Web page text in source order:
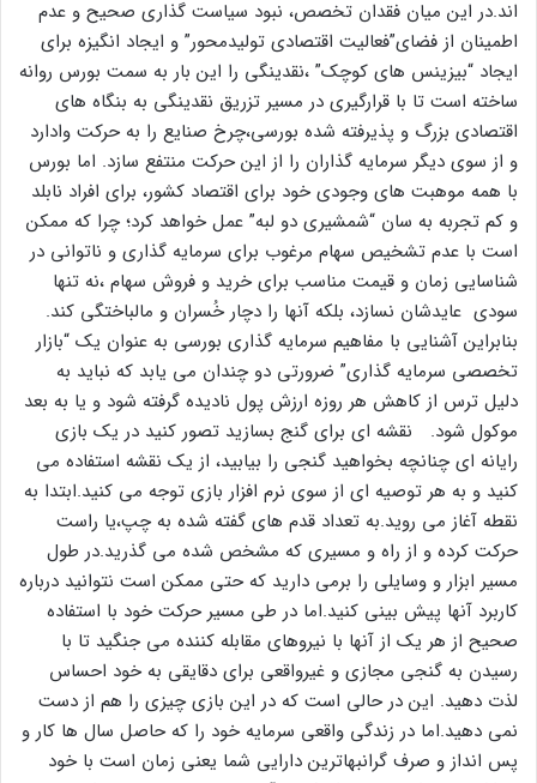
اند.در این میان فقدان تخصص، نبود سیاست گذاری صحیح و عدم
اطمینان از فضای”فعالیت اقتصادی تولیدمحور” و ایجاد انگیزه برای
ایجاد “بیزینس های کوچک” ،نقدینگی را این بار به سمت بورس روانه
ساخته است تا با قرارگیری در مسیر تزریق نقدینگی به بنگاه های
اقتصادی بزرگ و پذیرفته شده بورسی،چرخ صنایع را به حرکت وادارد
و از سوی دیگر سرمایه گذاران را از این حرکت منتفع سازد. اما بورس
با همه موهبت های وجودی خود برای اقتصاد کشور، برای افراد نابلد
و کم تجربه به سان “شمشیری دو لبه” عمل خواهد کرد؛ چرا که ممکن
است با عدم تشخیص سهام مرغوب برای سرمایه گذاری و ناتوانی در
شناسایی زمان و قیمت مناسب برای خرید و فروش سهام ،نه تنها
سودی عایدشان نسازد، بلکه آنها را دچار خُسران و مالباختگی کند.
بنابراین آشنایی با مفاهیم سرمایه گذاری بورسی به عنوان یک “بازار
تخصصی سرمایه گذاری” ضرورتی دو چندان می یابد که نباید به
دلیل ترس از کاهش هر روزه ارزش پول نادیده گرفته شود و یا به بعد
موکول شود. نقشه ای برای گنج بسازید تصور کنید در یک بازی
رایانه ای چنانچه بخواهید گنجی را بیابید، از یک نقشه استفاده می
کنید و به هر توصیه ای از سوی نرم افزار بازی توجه می کنید.ابتدا به
نقطه آغاز می روید.به تعداد قدم های گفته شده به چپ،یا راست
حرکت کرده و از راه و مسیری که مشخص شده می گذرید.در طول
مسیر ابزار و وسایلی را برمی دارید که حتی ممکن است نتوانید درباره
کاربرد آنها پیش بینی کنید.اما در طی مسیر حرکت خود با استفاده
صحیح از هر یک از آنها با نیروهای مقابله کننده می جنگید تا با
رسیدن به گنجی مجازی و غیرواقعی برای دقایقی به خود احساس
لذت دهید. این در حالی است که در این بازی چیزی را هم از دست
نمی دهید.اما در زندگی واقعی سرمایه خود را که حاصل سال ها کار و
پس انداز و صرف گرانبهاترین دارایی شما یعنی زمان است با خود